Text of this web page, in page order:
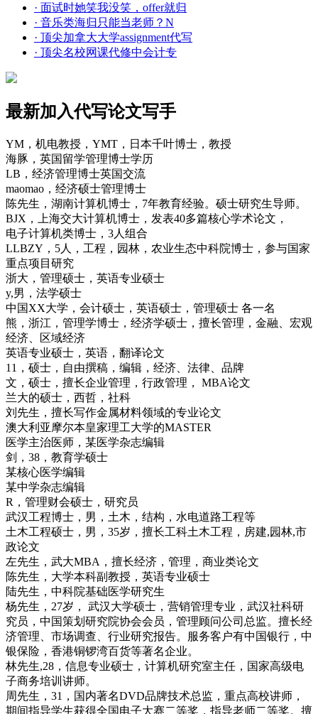
· 面试时她笑我没笑，offer就归
· 音乐类海归只能当老师？N
· 顶尖加拿大大学assignment代写
· 顶尖名校网课代修中会计专
最新加入代写论文写手
YM，机电教授，YMT，日本千叶博士，教授
海豚，英国留学管理博士学历
LB，经济管理博士英国交流
maomao，经济硕士管理博士
陈先生，湖南计算机博士，7年教育经验。硕士研究生导师。
BJX，上海交大计算机博士，发表40多篇核心学术论文，
电子计算机类博士，3人组合
LLBZY，5人，工程，园林，农业生态中科院博士，参与国家
重点项目研究
浙大，管理硕士，英语专业硕士
y,男，法学硕士
中国XX大学，会计硕士，英语硕士，管理硕士 各一名
熊，浙江，管理学博士，经济学硕士，擅长管理，金融、宏观
经济、区域经济
英语专业硕士，英语，翻译论文
11，硕士，自由撰稿，编辑，经济、法律、品牌
文，硕士，擅长企业管理，行政管理， MBA论文
兰大的硕士，西哲，社科
刘先生，擅长写作金属材料领域的专业论文
澳大利亚摩尔本皇家理工大学的MASTER
医学主治医师，某医学杂志编辑
剑，38，教育学硕士
某核心医学编辑
某中学杂志编辑
R，管理财会硕士，研究员
武汉工程博士，男，土木，结构，水电道路工程等
土木工程硕士，男，35岁，擅长工科土木工程，房建,园林,市
政论文
左先生，武大MBA，擅长经济，管理，商业类论文
陈先生，大学本科副教授，英语专业硕士
陆先生，中科院基础医学研究生
杨先生，27岁， 武汉大学硕士，营销管理专业，武汉社科研
究员，中国策划研究院协会会员，管理顾问公司总监。擅长经
济管理、市场调查、行业研究报告。服务客户有中国银行，中
银保险，香港铜锣湾百货等著名企业。
林先生,28，信息专业硕士，计算机研究室主任，国家高级电
子商务培训讲师。
周先生，31，国内著名DVD品牌技术总监，重点高校讲师，
期间指导学生获得全国电子大赛二等奖，指导老师二等奖。擅